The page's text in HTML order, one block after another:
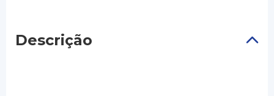
Descrição